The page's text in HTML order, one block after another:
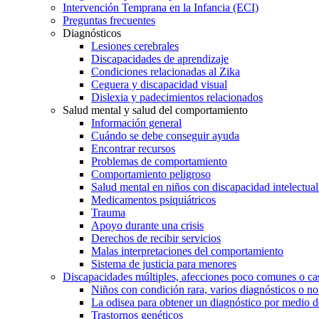
Intervención Temprana en la Infancia (ECI)
Preguntas frecuentes
Diagnósticos
Lesiones cerebrales
Discapacidades de aprendizaje
Condiciones relacionadas al Zika
Ceguera y discapacidad visual
Dislexia y padecimientos relacionados
Salud mental y salud del comportamiento
Información general
Cuándo se debe conseguir ayuda
Encontrar recursos
Problemas de comportamiento
Comportamiento peligroso
Salud mental en niños con discapacidad
Medicamentos psiquiátricos
Trauma
Apoyo durante una crisis
Derechos de recibir servicios
Malas interpretaciones del comportamiento
Sistema de justicia para menores
Discapacidades múltiples, afecciones poco comunes o
Niños con condición rara, varios diagnósticos o
La odisea para obtener un diagnóstico por medio
Trastornos genéticos